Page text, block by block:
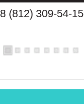
8 (812) 309-54-15